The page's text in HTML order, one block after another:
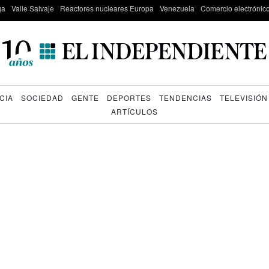
Valle Salvaje Reactores nucleares Europa Venezuela Comercio
SOCIEDAD GENTE DEPORTES TENDENCIAS
TELEVISIÓN
ARTÍCULOS